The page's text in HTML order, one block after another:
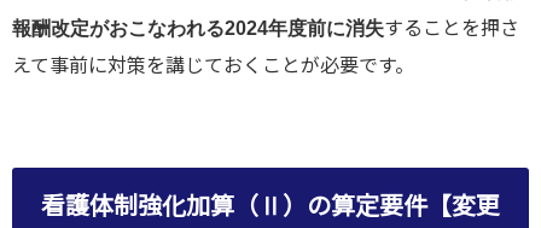
報酬改定がおこなわれる2024年度前に消失することを押さ
えて事前に対策を講じておくことが必要です。
看護体制強化加算（Ⅱ）の算定要件【変更